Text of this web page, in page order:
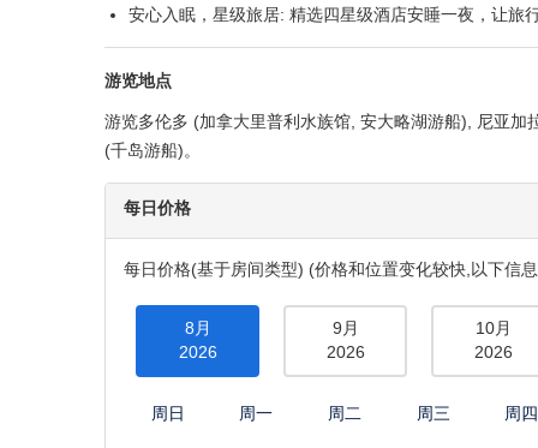
安心入眠，星级旅居: 精选四星级酒店安睡一夜，让旅
游览地点
游览多伦多 (加拿大里普利水族馆, 安大略湖游船), 尼亚加
(千岛游船)。
每日价格
每日价格(基于房间类型) (价格和位置变化较快,以下信
8月
2026
9月
2026
10月
2026
周日 周一 周二 周三 周四